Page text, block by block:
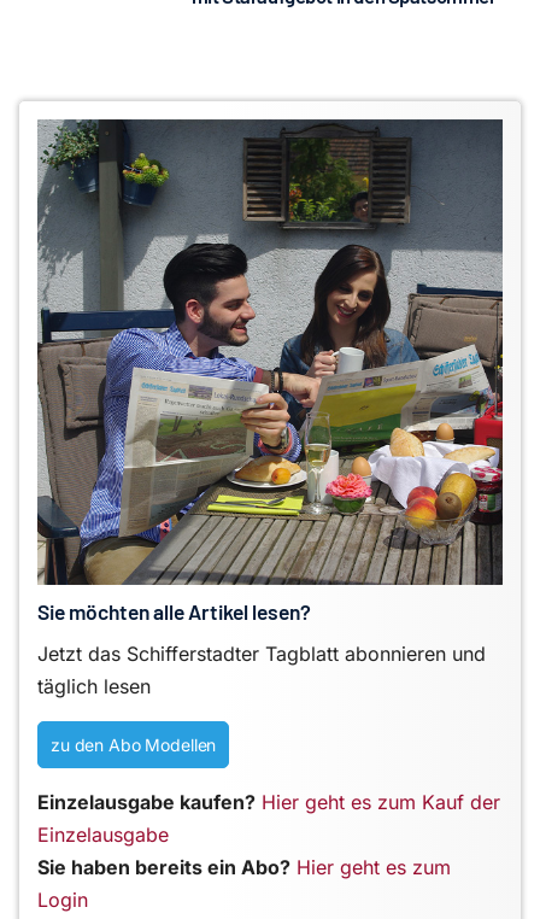
Sie möchten alle Artikel lesen?
Jetzt das Schifferstadter Tagblatt abonnieren und
täglich lesen
zu den Abo Modellen
Einzelausgabe kaufen? Hier geht es zum Kauf der
Einzelausgabe
Sie haben bereits ein Abo? Hier geht es zum
Login